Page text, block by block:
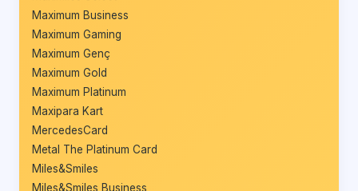
Maximum Business
Maximum Gaming
Maximum Genç
Maximum Gold
Maximum Platinum
Maxipara Kart
MercedesCard
Metal The Platinum Card
Miles&Smiles
Miles&Smiles Business